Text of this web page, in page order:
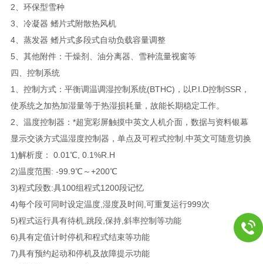
2、环保型雪种
3、冷凝器 鳍片式附散热风机
4、蒸发器 鳍片式多段式自动负载容量调整
5、其他附件：干燥剂、油分离器、雪种流量视窗等
四、控制系统
1、控制方式：平衡调温调湿控制系统(BTHC)，以P.I.D控制SSR，
使系统之加热加湿量等于热湿损耗量，故能长期稳定工作。
2、温度控制器：*超宽彩屏触摸中英文人机介面，数据与资料银幕
显示交谈方式温湿度控制器，单点及可程式控制.中英文可随意切换
1)解析度： 0.01℃, 0.1%R.H
2)温度范围: -99.9℃～+200℃
3)程式段数:具100组程式1200段记忆
4)每个段可同时设定温度,湿度及时间,可重复运行999次
5)程式运行具有待机,跳段,保持,斜率控制等功能
6)具有定值计时停机和程式结束等功能
7)具有预约起动和停机及故障提示功能